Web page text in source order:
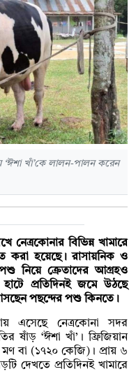
‘ঈশা খাঁ’কে লালন-পালন করেন
বিভিন্ন খামারে
করা হয়েছে। রাসায়নিক ও
নিয়ে ক্রেতাদের আগ্রহও
প্রতিদিনই জমে উঠছে
পছন্দের পশু কিনতে।
এসেছে নেত্রকোনা সদর
ষাঁড় ‘ঈশা খাঁ’। ফ্রিজিয়ান
বা (১৭২০ কেজি)। প্রায় ৬
দেখতে প্রতিদিনই খামারে